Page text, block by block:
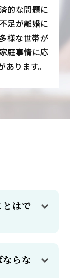
的な問題に
足が離婚に
様な世帯が
庭事情に応
ります。
はで
らな